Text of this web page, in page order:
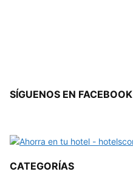
SÍGUENOS EN FACEBOOK
CATEGORÍAS